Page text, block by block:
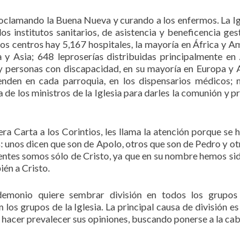
la Buena Nueva y curando a los enfermos. La
institutos sanitarios, de asistencia y beneficencia
centros hay 5,167 hospitales, la mayoría en África y
Asia; 648 leproserías distribuidas principalmente
con discapacidad, en su mayoría en Europa y
en cada parroquia, en los dispensarios médicos;
los ministros de la Iglesia para darles la comunión y
Carta a los Corintios, les llama la atención porque se
dicen que son de Apolo, otros que son de Pedro y
somos sólo de Cristo, ya que en su nombre hemos
a Cristo.
quiere sembrar división en todos los grupos
grupos de la Iglesia. La principal causa de división
prevalecer sus opiniones, buscando ponerse a la